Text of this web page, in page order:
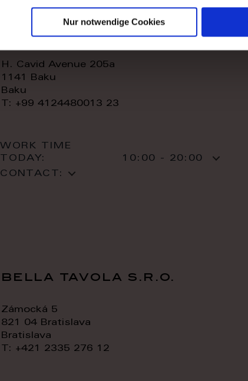
Nur notwendige Cookies
royal home store llc
H. Cavid Avenue 205a
1141 Baku
Baku
T: +99 4124480013 23
WORK TIME
TODAY:
10:00 - 20:00
CONTACT:
bella tavola s.r.o.
Zámocká 5
821 04 Bratislava
Bratislava
T: +421 2335 276 12